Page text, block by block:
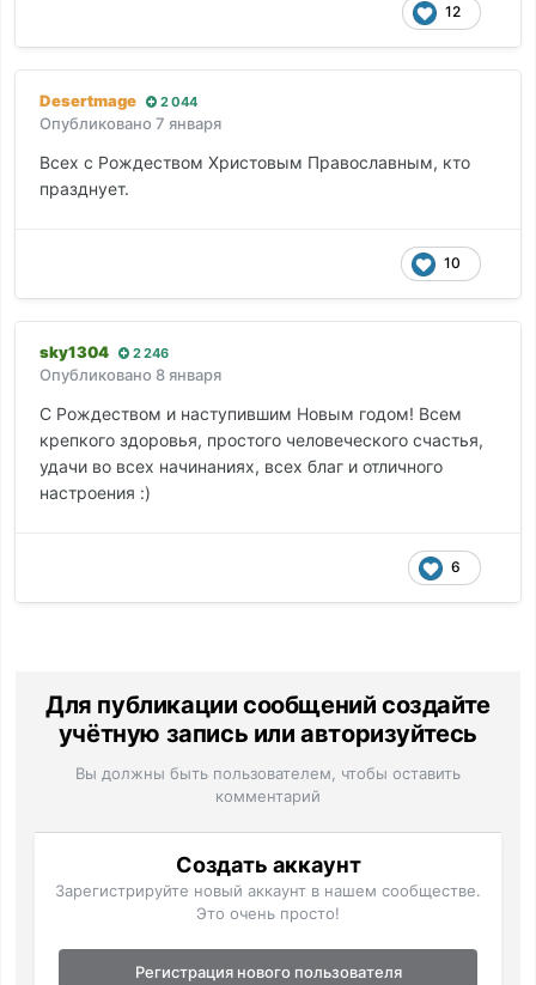
12
Desertmage 2 044
Опубликовано 7 января
Всех с Рождеством Христовым Православным, кто
празднует.
10
sky1304 2 246
Опубликовано 8 января
С Рождеством и наступившим Новым годом! Всем
крепкого здоровья, простого человеческого счастья,
удачи во всех начинаниях, всех благ и отличного
настроения :)
6
Для публикации сообщений создайте
учётную запись или авторизуйтесь
Вы должны быть пользователем, чтобы оставить
комментарий
Создать аккаунт
Зарегистрируйте новый аккаунт в нашем сообществе.
Это очень просто!
Регистрация нового пользователя